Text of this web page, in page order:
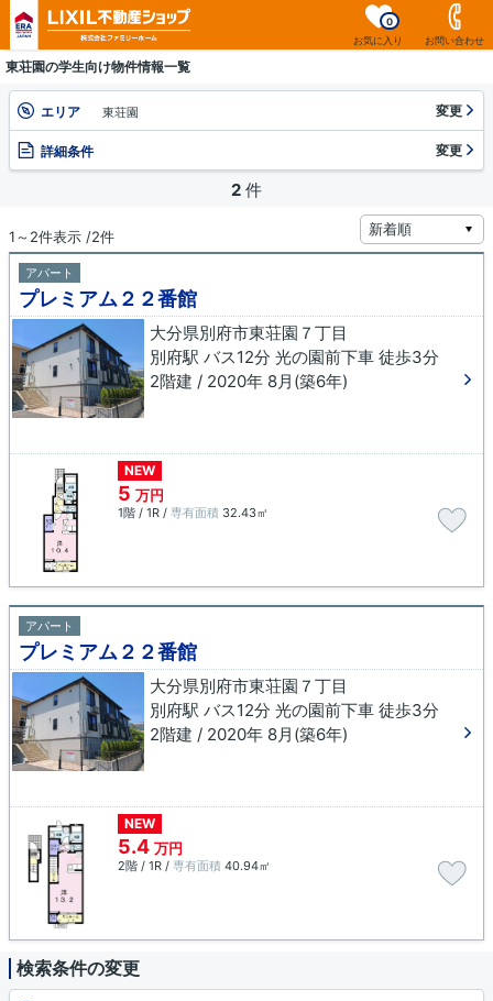
お気に入り
0
お問い合わせ
東荘園の学生向け物件情報一覧
エリア 東荘園 変更
詳細条件 変更
2 件
1～2件表示 /2件
アパート
プレミアム２２番館
大分県別府市東荘園７丁目
別府駅 バス12分 光の園前下車 徒歩3分
2階建 / 2020年 8月(築6年)
NEW
5 万円
1階 / 1R / 専有面積 32.43㎡
アパート
プレミアム２２番館
大分県別府市東荘園７丁目
別府駅 バス12分 光の園前下車 徒歩3分
2階建 / 2020年 8月(築6年)
NEW
5.4 万円
2階 / 1R / 専有面積 40.94㎡
検索条件の変更